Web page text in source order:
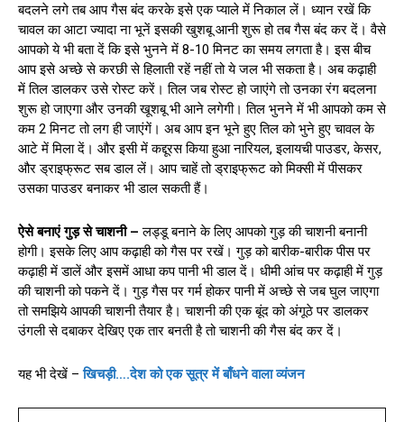
बदलने लगे तब आप गैस बंद करके इसे एक प्याले में निकाल लें। ध्यान रखें कि
चावल का आटा ज्यादा ना भूनें इसकी खुशबू आनी शुरू हो तब गैस बंद कर दें। वैसे
आपको ये भी बता दें कि इसे भुनने में 8-10 मिनट का समय लगता है। इस बीच
आप इसे अच्छे से करछी से हिलाती रहें नहीं तो ये जल भी सकता है। अब कढ़ाही
में तिल डालकर उसे रोस्ट करें। तिल जब रोस्ट हो जाएंगे तो उनका रंग बदलना
शुरू हो जाएगा और उनकी खूशबू भी आने लगेगी। तिल भुनने में भी आपको कम से
कम 2 मिनट तो लग ही जाएंगें। अब आप इन भूने हुए तिल को भुने हुए चावल के
आटे में मिला दें। और इसी में कद्दूरस किया हुआ नारियल, इलायची पाउडर, केसर,
और ड्राइफ्रूट सब डाल लें। आप चाहें तो ड्राइफ्रूट को मिक्सी में पीसकर
उसका पाउडर बनाकर भी डाल सकती हैं।
ऐसे बनाएं गुड़ से चाशनी –लड्डू बनाने के लिए आपको गुड़ की चाशनी बनानी
होगी। इसके लिए आप कढ़ाही को गैस पर रखें। गुड़ को बारीक-बारीक पीस पर
कढ़ाही में डालें और इसमें आधा कप पानी भी डाल दें। धीमी आंच पर कढ़ाही में गुड़
की चाशनी को पकने दें। गुड़ गैस पर गर्म होकर पानी में अच्छे से जब घुल जाएगा
तो समझिये आपकी चाशनी तैयार है। चाशनी की एक बूंद को अंगूठे पर डालकर
उंगली से दबाकर देखिए एक तार बनती है तो चाशनी की गैस बंद कर दें।
यह भी देखें – खिचड़ी….देश को एक सूत्र में बाँधने वाला व्यंजन